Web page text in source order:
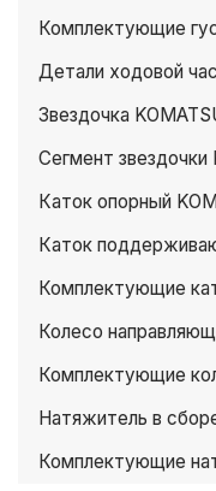
Комплектующие
Детали ходовой
Звездочка
Сегмент звездочки
Каток опорный
Каток
Комплектующие
Колесо
Комплектующие
Натяжитель в
Комплектующие